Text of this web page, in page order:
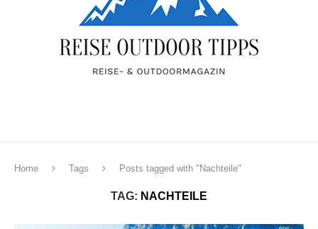
Home Tags Posts tagged with "Nachteile"
TAG: NACHTEILE